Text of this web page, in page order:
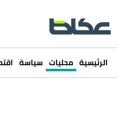
الرئيسية محليات سياسة